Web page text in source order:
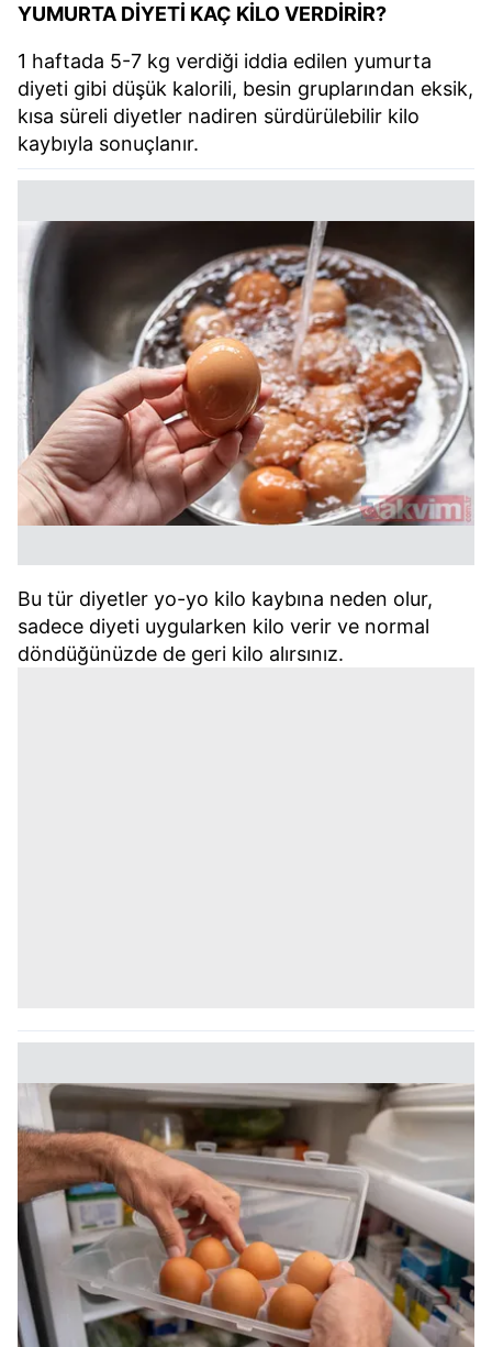
YUMURTA DİYETİ KAÇ KİLO VERDİRİR?
1 haftada 5-7 kg verdiği iddia edilen yumurta
diyeti gibi düşük kalorili, besin gruplarından eksik,
kısa süreli diyetler nadiren sürdürülebilir kilo
kaybıyla sonuçlanır.
Bu tür diyetler yo-yo kilo kaybına neden olur,
sadece diyeti uygularken kilo verir ve normal
döndüğünüzde de geri kilo alırsınız.